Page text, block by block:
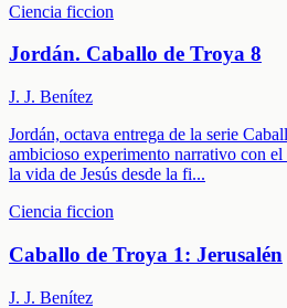
Ciencia ficcion
Jordán. Caballo de Troya 8
J. J. Benítez
Jordán, octava entrega de la serie
ambicioso experimento narrativo con
la vida de Jesús desde la fi...
Ciencia ficcion
Caballo de Troya 1: Jerusalén
J. J. Benítez